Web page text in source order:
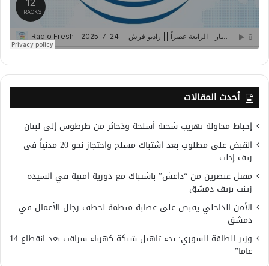
أحدث المقالات
إحباط محاولة تهريب شحنة أسلحة وذخائر من طرطوس إلى لبنان
القبض على مطلوب بعد اشتباك مسلح واحتجاز نحو 20 مدنياً في
ريف إدلب
مقتل عنصرين من “داعش” باشتباك مع دورية امنية في السيدة
زينب بريف دمشق
الأمن الداخلي يقبض على عصابة منظمة لخطف رجال الأعمال في
دمشق
وزير الطاقة السوري: بدء تاهيل شبكة كهرباء سراقب بعد انقطاع 14
عاما”